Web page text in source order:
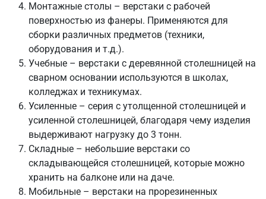
Монтажные столы – верстаки с рабочей
поверхностью из фанеры. Применяются для
сборки различных предметов (техники,
оборудования и т.д.).
Учебные – верстаки с деревянной столешницей на
сварном основании используются в школах,
колледжах и техникумах.
Усиленные – серия с утолщенной столешницей и
усиленной столешницей, благодаря чему изделия
выдерживают нагрузку до 3 тонн.
Складные – небольшие верстаки со
складывающейся столешницей, которые можно
хранить на балконе или на даче.
Мобильные – верстаки на прорезиненных